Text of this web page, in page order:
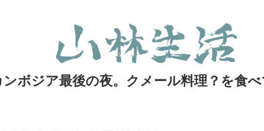
ンボジア最後の夜。クメール料理？を食